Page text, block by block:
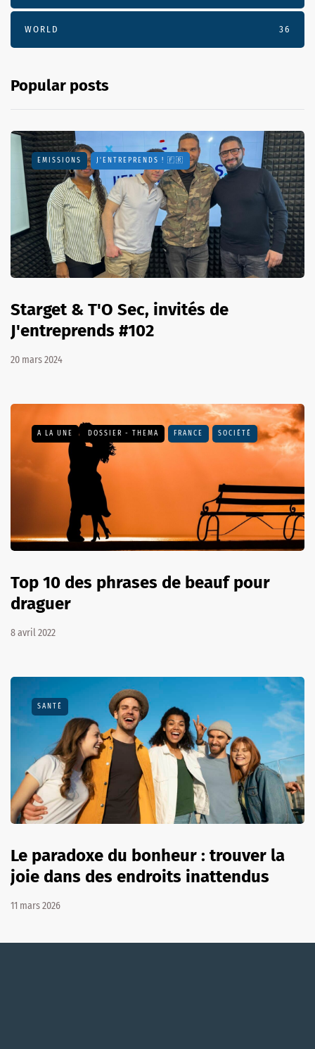
WORLD 36
Popular posts
EMISSIONS J'ENTREPRENDS ! 🇫🇷
Starget & T'O Sec, invités de
J'entreprends #102
20 mars 2024
A LA UNE DOSSIER - THEMA FRANCE SOCIÉTÉ
Top 10 des phrases de beauf pour
draguer
8 avril 2022
SANTÉ
Le paradoxe du bonheur : trouver la
joie dans des endroits inattendus
11 mars 2026